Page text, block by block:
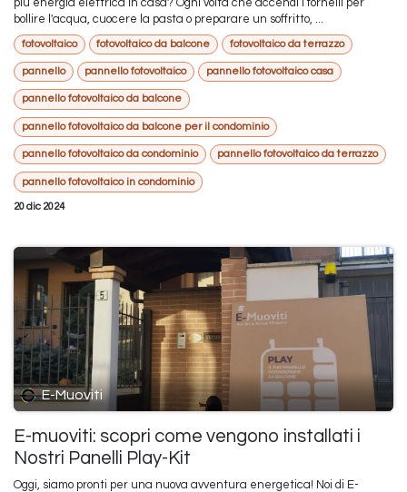
bollire l'acqua, cuocere la pasta o preparare un soffritto, ...
fotovoltaico fotovoltaico da balcone fotovoltaico da terrazzo
pannello pannello fotovoltaico pannello fotovoltaico casa
pannello fotovoltaico da balcone
pannello fotovoltaico da balcone per il condominio
pannello fotovoltaico da condominio pannello fotovoltaico da terrazzo
pannello fotovoltaico in condominio
20 dic 2024
E-Muoviti
E-muoviti: scopri come vengono installati i
Nostri Panelli Play-Kit
Oggi, siamo pronti per una nuova avventura energetica! Noi di E-